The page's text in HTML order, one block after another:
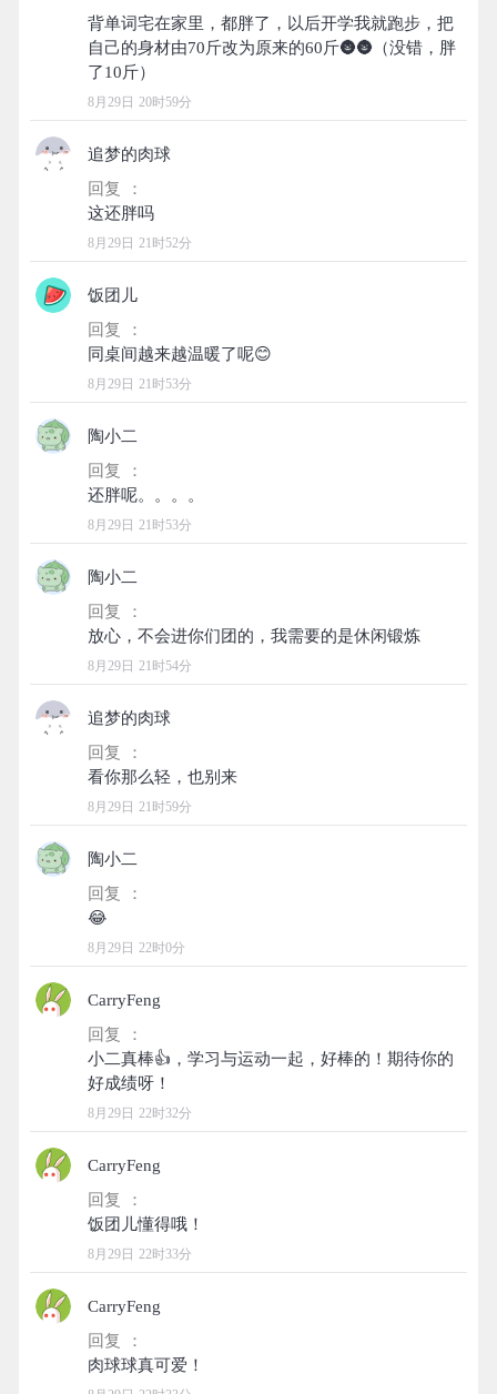
背单词宅在家里，都胖了，以后开学我就跑步，把
自己的身材由70斤改为原来的60斤🌚🌚（没错，胖
8月29日 20时59分
追梦的肉球
回复 ：
8月29日 21时52分
饭团儿
回复 ：
8月29日 21时53分
陶小二
回复 ：
8月29日 21时53分
陶小二
回复 ：
8月29日 21时54分
追梦的肉球
回复 ：
8月29日 21时59分
陶小二
回复 ：
8月29日 22时0分
CarryFeng
回复 ：
小二真棒👍，学习与运动一起，好棒的！期待你的
8月29日 22时32分
CarryFeng
回复 ：
8月29日 22时33分
CarryFeng
回复 ：